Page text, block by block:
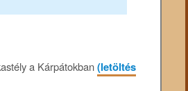
a Kárpátokban(letöltés